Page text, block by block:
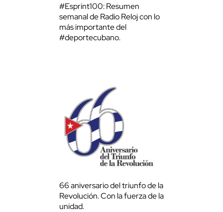
#Esprint100: Resumen
semanal de Radio Reloj con lo
más importante del
#deportecubano.
66 aniversario del triunfo de la
Revolución. Con la fuerza de la
unidad.